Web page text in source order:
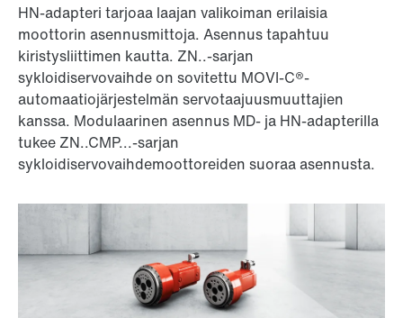
HN-adapteri tarjoaa laajan valikoiman erilaisia ​​
moottorin asennusmittoja. Asennus tapahtuu
kiristysliittimen kautta. ZN..-sarjan
sykloidiservovaihde on sovitettu MOVI-C®-
automaatiojärjestelmän servotaajuusmuuttajien
kanssa. Modulaarinen asennus MD- ja HN-adapterilla
tukee ZN..CMP...-sarjan
sykloidiservovaihdemoottoreiden suoraa asennusta.